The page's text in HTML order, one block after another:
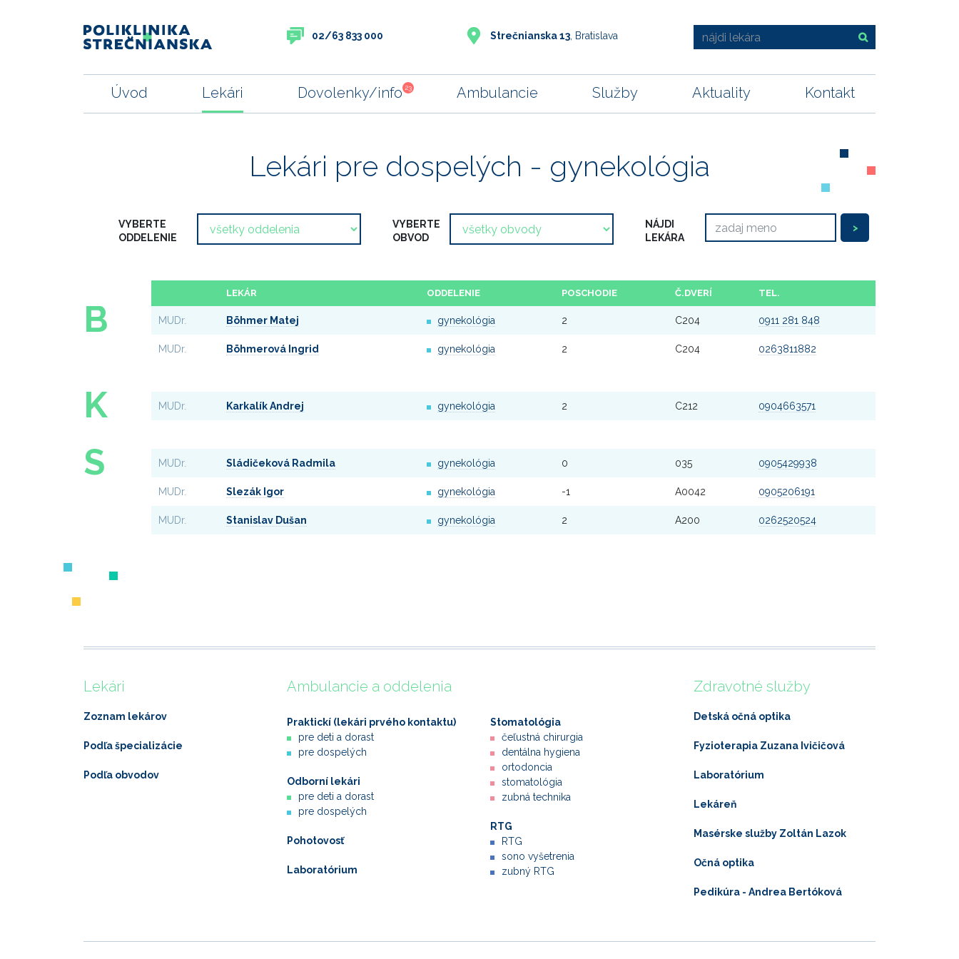
02/63 833 000 Strečnianska 13 , Bratislava
Úvod Lekári Dovolenky/info 23 Ambulancie Služby Aktuality Kontakt
Lekári pre dospelých - gynekológia
VYBERTE
ODDELENIE
VYBERTE
OBVOD
NÁJDI
LEKÁRA
B
K
S
LEKÁR ODDELENIE POSCHODIE Č.DVERÍ TEL.
MUDr. Böhmer Matej gynekológia 2 C204 0911 281 848
MUDr. Böhmerová Ingrid gynekológia 2 C204 0263811882
MUDr. Karkalík Andrej gynekológia 2 C212 0904663571
MUDr. Sládičeková Radmila gynekológia 0 035 0905429938
MUDr. Slezák Igor gynekológia -1 A0042 0905206191
MUDr. Stanislav Dušan gynekológia 2 A200 0262520524
Lekári
Zoznam lekárov
Podľa špecializácie
Podľa obvodov
Ambulancie a oddelenia
Praktickí (lekári prvého kontaktu)
pre deti a dorast
pre dospelých
Odborní lekári
pre deti a dorast
pre dospelých
Pohotovosť
Laboratórium
Stomatológia
čeľustná chirurgia
dentálna hygiena
ortodoncia
stomatológia
zubná technika
RTG
RTG
sono vyšetrenia
zubný RTG
Zdravotné služby
Detská očná optika
Fyzioterapia Zuzana Ivičičová
Laboratórium
Lekáreň
Masérske služby Zoltán Lazok
Očná optika
Pedikúra - Andrea Bertóková